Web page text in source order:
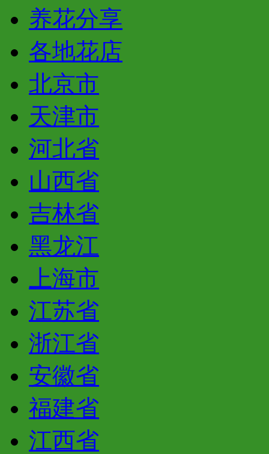
养花分享
各地花店
北京市
天津市
河北省
山西省
吉林省
黑龙江
上海市
江苏省
浙江省
安徽省
福建省
江西省